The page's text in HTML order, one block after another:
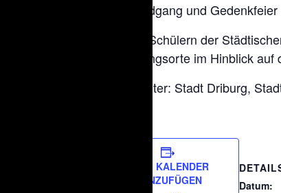
Stadtrundgang und Gedenkfeier
Der von Schülern der
Erinnerungsorte im Hinblick
Veranstalter: Stadt Driburg,
ZUM KALENDER
HINZUFÜGEN
Datum: